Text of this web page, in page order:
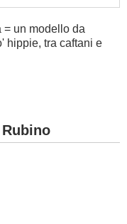
= un modello da
hippie, tra caftani e